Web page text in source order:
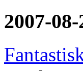
2007-08-